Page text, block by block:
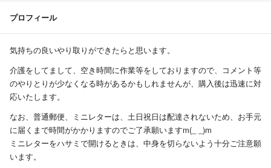
プロフィール
気持ちの良いやり取りができたらと思います。
介護をしてまして、空き時間に作業等をしておりますので、コメント等
のやりとりが少なくなる時があるかもしれませんが、購入後は迅速に対
応いたします。
なお、普通郵便、ミニレターは、土日祝日は配達されないため、お手元
に届くまで時間がかかりますのでご了承願いますm(_ _)m
ミニレターをハサミで開けるときは、中身を切らないよう十分ご注意願
います。